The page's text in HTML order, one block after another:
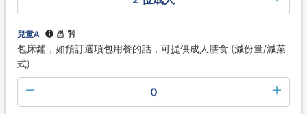
兒童A
包床鋪，如預訂選項包用餐的話，可提供成人膳食 (減份量/減菜
式)
0